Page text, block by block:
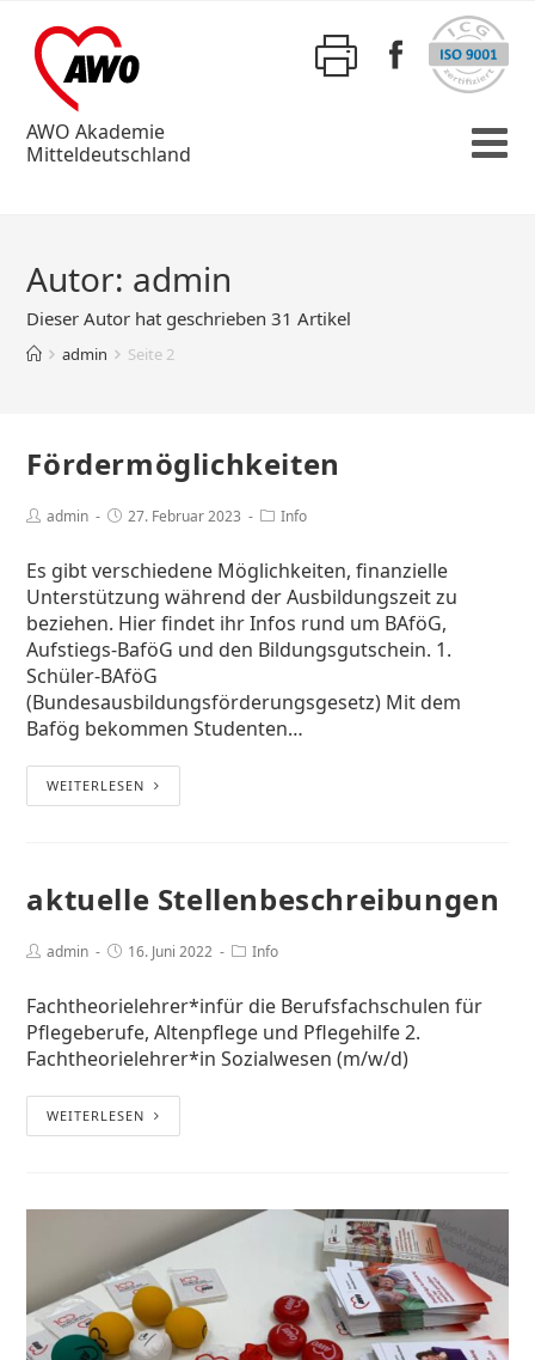
AWO Akademie
Mitteldeutschland
Autor: admin
Dieser Autor hat geschrieben 31 Artikel
admin Seite 2
Fördermöglichkeiten
admin 27. Februar 2023 Info
Es gibt verschiedene Möglichkeiten, finanzielle
Unterstützung während der Ausbildungszeit zu
beziehen. Hier findet ihr Infos rund um BAföG,
Aufstiegs-BaföG und den Bildungsgutschein. 1.
Schüler-BAföG
(Bundesausbildungsförderungsgesetz) Mit dem
Bafög bekommen Studenten…
WEITERLESEN
aktuelle Stellenbeschreibungen
admin 16. Juni 2022 Info
Fachtheorielehrer*infür die Berufsfachschulen für
Pflegeberufe, Altenpflege und Pflegehilfe 2.
Fachtheorielehrer*in Sozialwesen (m/w/d)
WEITERLESEN